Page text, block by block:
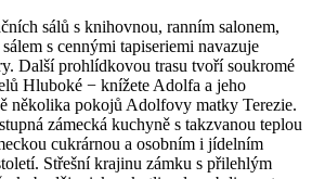
sálů s knihovnou, ranním salonem,
s cennými tapiseriemi navazuje
Další prohlídkovou trasu tvoří soukromé
Hluboké − knížete Adolfa a jeho
několika pokojů Adolfovy matky Terezie.
zámecká kuchyně s takzvanou teplou
cukrárnou a osobním i jídelním
Střešní krajinu zámku s přilehlým